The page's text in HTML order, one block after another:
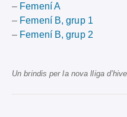
– Femení A
– Femení B, grup 1
– Femení B, grup 2
Un brindis per la nova lliga